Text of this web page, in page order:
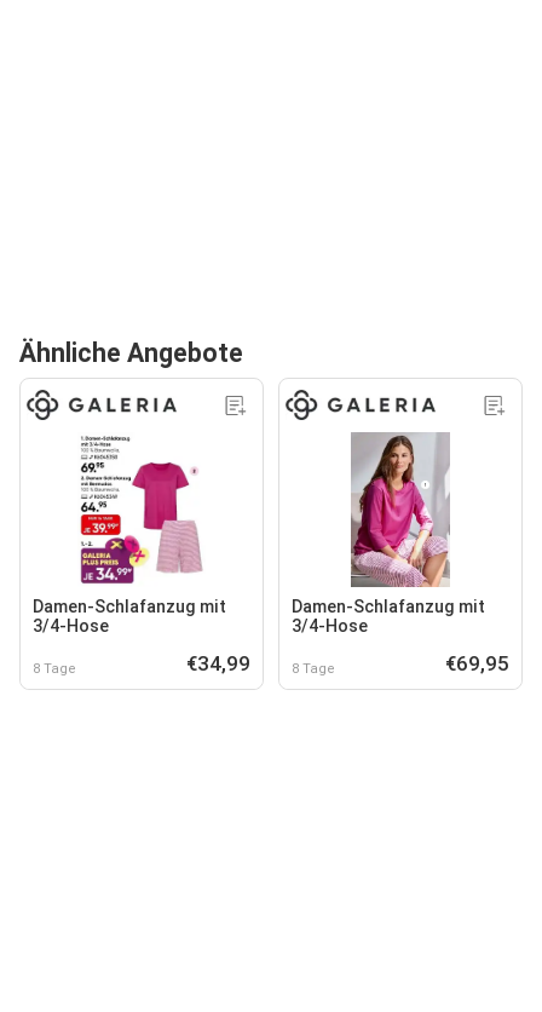
Ähnliche Angebote
Damen-Schlafanzug mit
3/4-Hose
8 Tage €34,99
Damen-Schlafanzug mit
3/4-Hose
8 Tage €69,95